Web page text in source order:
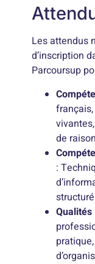
Les attendus
d’inscription
Parcoursup
de
: